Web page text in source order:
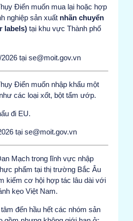
Điển muốn mua lại hoặc hợp
nghiệp sản xuất nhãn chuyển
labels) tại khu vực Thành phố
tại se@moit.gov.vn
Điển muốn nhập khẩu một
như các loại xốt, bột tẩm ướp.
đi EU.
tại se@moit.gov.vn
Mạch trong lĩnh vực nhập
phẩm tại thị trường Bắc Âu
kiếm cơ hội hợp tác lâu dài với
kẹo Việt Nam.
đến hầu hết các nhóm sản